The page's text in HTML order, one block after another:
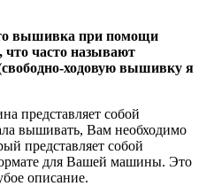
вышивка при помощи
часто называют
ходовую вышивку я
представляет собой
вышивать, Вам необходимо
представляет собой
для Вашей машины. Это
описание.